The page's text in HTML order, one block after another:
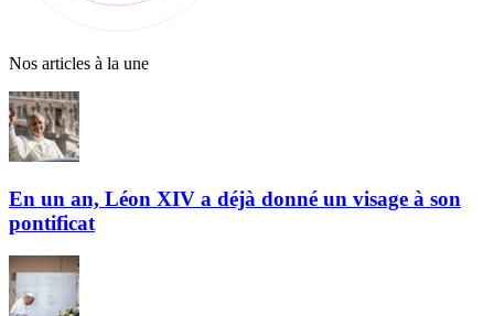
Nos articles à la une
En un an, Léon XIV a déjà donné un visage à son
pontificat